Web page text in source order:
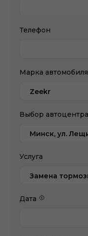
Телефон
Марка автомобиля
Zeekr
Выбор автоцентра
Минск, ул.
Услуга
Замена
Дата